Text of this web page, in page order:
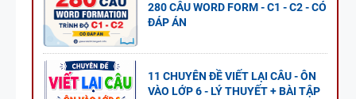
280 CÂU WORD FORM - C1 - C2 - CÓ
ĐÁP ÁN
11 CHUYÊN ĐỀ VIẾT LẠI CÂU - ÔN
VÀO LỚP 6 - LÝ THUYẾT + BÀI TẬP